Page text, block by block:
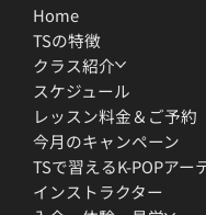
Home
TSの特徴
クラス紹介
スケジュール
レッスン料金＆ご予約
今月のキャンペーン
TSで習えるK-POPアー
インストラクター